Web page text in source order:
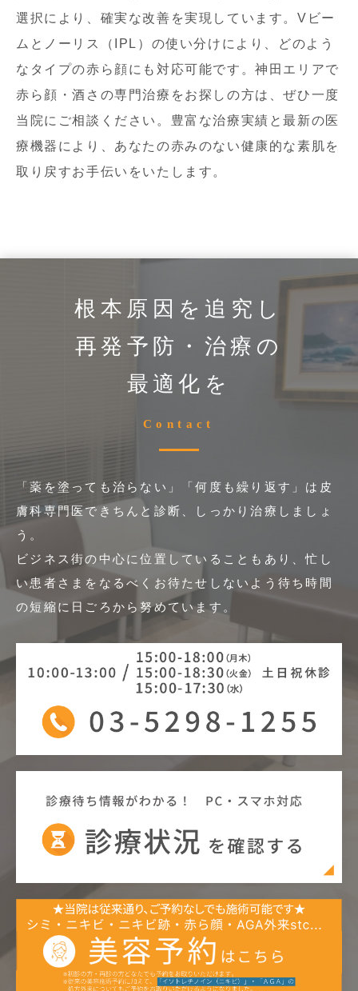
選択により、確実な改善を実現しています。Vビー
ムとノーリス（IPL）の使い分けにより、どのよう
なタイプの赤ら顔にも対応可能です。神田エリアで
赤ら顔・酒さの専門治療をお探しの方は、ぜひ一度
当院にご相談ください。豊富な治療実績と最新の医
療機器により、あなたの赤みのない健康的な素肌を
取り戻すお手伝いをいたします。
根本原因を追究し
再発予防・治療の
最適化を
Contact
「薬を塗っても治らない」「何度も繰り返す」は皮
膚科専門医できちんと診断、しっかり治療しましょ
う。
ビジネス街の中心に位置していることもあり、忙し
い患者さまをなるべくお待たせしないよう 待ち時間
の短縮に日ごろから努めています。